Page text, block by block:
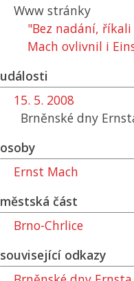
Www stránky
"Bez nadání,
Mach ovlivnil i
události
15. 5. 2008
Brněnské dny
osoby
Ernst Mach
městská část
Brno-Chrlice
související odkazy